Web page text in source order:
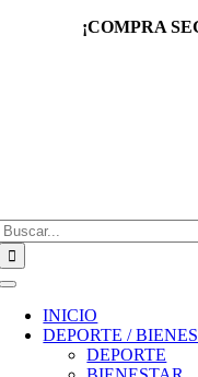
¡COMPRA
Toggle
Navigation
INICIO
DEPORTE /
DEPORTE